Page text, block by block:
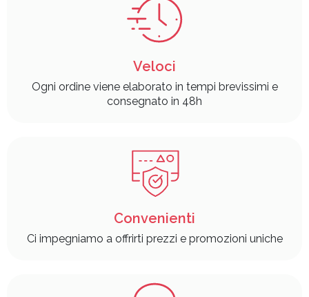
Veloci
Ogni ordine viene elaborato in tempi brevissimi e
consegnato in 48h
Convenienti
Ci impegniamo a offrirti prezzi e promozioni uniche